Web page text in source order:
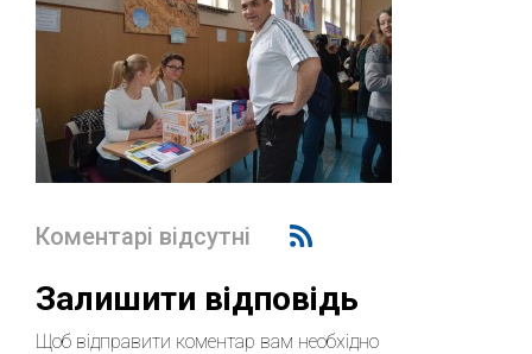
Коментарі відсутні
Залишити відповідь
Щоб відправити коментар вам необхідно